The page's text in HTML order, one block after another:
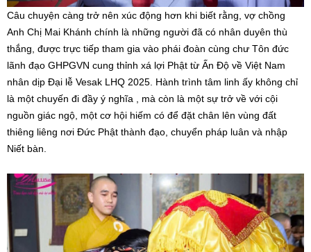
Câu chuyện càng trở nên xúc động hơn khi biết rằng, vợ chồng
Anh Chị Mai Khánh chính là những người đã có nhân duyên thù
thắng, được trực tiếp tham gia vào phái đoàn cùng chư Tôn đức
lãnh đạo GHPGVN cung thỉnh xá lợi Phật từ Ấn Độ về Việt Nam
nhân dịp Đại lễ Vesak LHQ 2025. Hành trình tâm linh ấy không chỉ
là một chuyến đi đầy ý nghĩa , mà còn là một sự trở về với cội
nguồn giác ngộ, một cơ hội hiếm có để đặt chân lên vùng đất
thiêng liêng nơi Đức Phật thành đạo, chuyển pháp luân và nhập
Niết bàn.